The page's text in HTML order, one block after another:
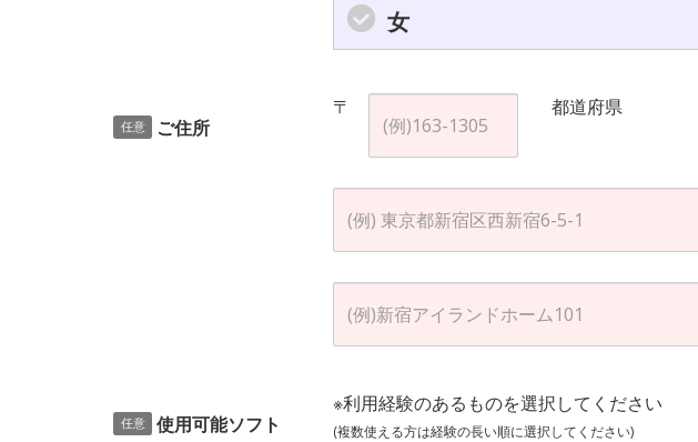
女
任意 ご住所
〒 都道府県
任意 使用可能ソフト
※利用経験のあるものを選択してください
(複数使える方は経験の長い順に選択してください)